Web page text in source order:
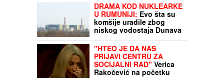
DRAMA KOD NUKLEARKE
U RUMUNIJI: Evo šta su
komšije uradile zbog
niskog vodostaja Dunava
"HTEO JE DA NAS
PRIJAVI CENTRU ZA
SOCIJALNI RAD" Verica
Rakočević na početku